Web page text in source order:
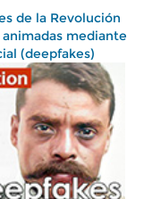
de la Revolución
mediante
(deepfakes)